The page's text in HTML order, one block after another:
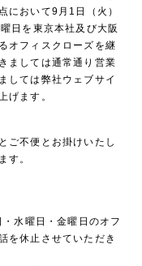
において9月1日（火）
日を東京本社及び大阪
オフィスクローズを継
ましては通常通り営業
しては弊社ウェブサイ
げます。
ご不便とお掛けいたし
す。
水曜日・金曜日のオフ
を休止させていただき